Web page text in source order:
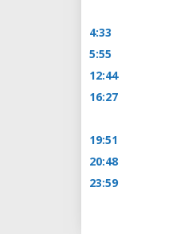
4:33
5:55
12:44
16:27
19:51
20:48
23:59